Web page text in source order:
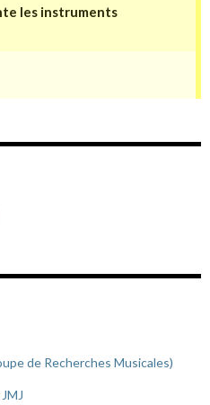
de Recherches Musicales)